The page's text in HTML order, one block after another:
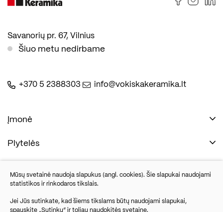
Savanorių pr. 67, Vilnius
Šiuo metu nedirbame
+370 5 2388303 info@vokiskakeramika.lt
Įmonė
Plytelės
Naudinga
Kontaktai
Mūsų svetainė naudoja slapukus (angl. cookies). Šie slapukai naudojami
statistikos ir rinkodaros tikslais.
Jei Jūs sutinkate, kad šiems tikslams būtų naudojami slapukai,
spauskite „Sutinku“ ir toliau naudokitės svetaine.